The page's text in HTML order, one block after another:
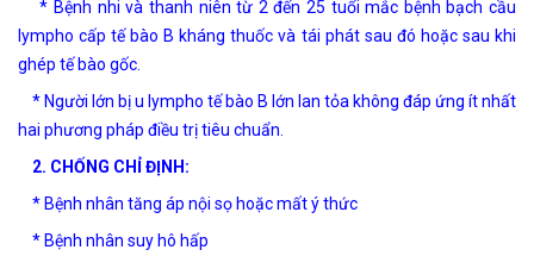
* Bệnh nhi và thanh niên từ 2 đến 25 tuổi mắc bệnh bạch cầu
lympho cấp tế bào B kháng thuốc và tái phát sau đó hoặc sau khi
ghép tế bào gốc.
* Người lớn bị u lympho tế bào B lớn lan tỏa không đáp ứng ít nhất
hai phương pháp điều trị tiêu chuẩn.
2. CHỐNG CHỈ ĐỊNH:
* Bệnh nhân tăng áp nội sọ hoặc mất ý thức
* Bệnh nhân suy hô hấp